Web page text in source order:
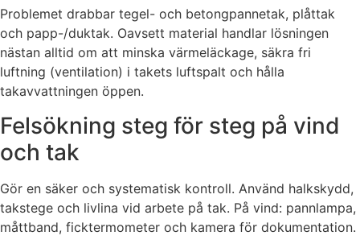
Problemet drabbar tegel- och betongpannetak, plåttak
och papp-/duktak. Oavsett material handlar lösningen
nästan alltid om att minska värmeläckage, säkra fri
luftning (ventilation) i takets luftspalt och hålla
takavvattningen öppen.
Felsökning steg för steg på vind
och tak
Gör en säker och systematisk kontroll. Använd halkskydd,
takstege och livlina vid arbete på tak. På vind: pannlampa,
måttband, ficktermometer och kamera för dokumentation.